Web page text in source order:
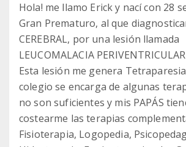
Hola! me llamo Erick y nací con 28
Gran Prematuro, al que
CEREBRAL, por una lesión llamada
LEUCOMALACIA
Esta lesión me genera
colegio se encarga de algunas
no son suficientes y mis PAPÁS
costearme las terapias
Fisioterapia, Logopedia,